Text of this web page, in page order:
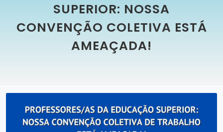
SUPERIOR: NOSSA
CONVENÇÃO COLETIVA ESTÁ
AMEAÇADA!